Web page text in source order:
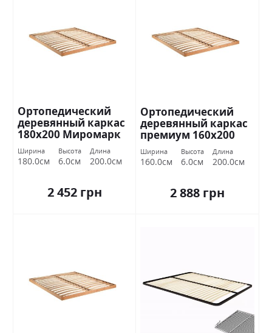
Ортопедический
деревянный каркас
180х200 Миромарк
Ширина
180.0см
Высота
6.0см
Длина
200.0см
2 452 грн
Ортопедический
деревянный каркас
премиум 160х200
Миромарк
Ширина
160.0см
Высота
6.0см
Длина
200.0см
2 888 грн